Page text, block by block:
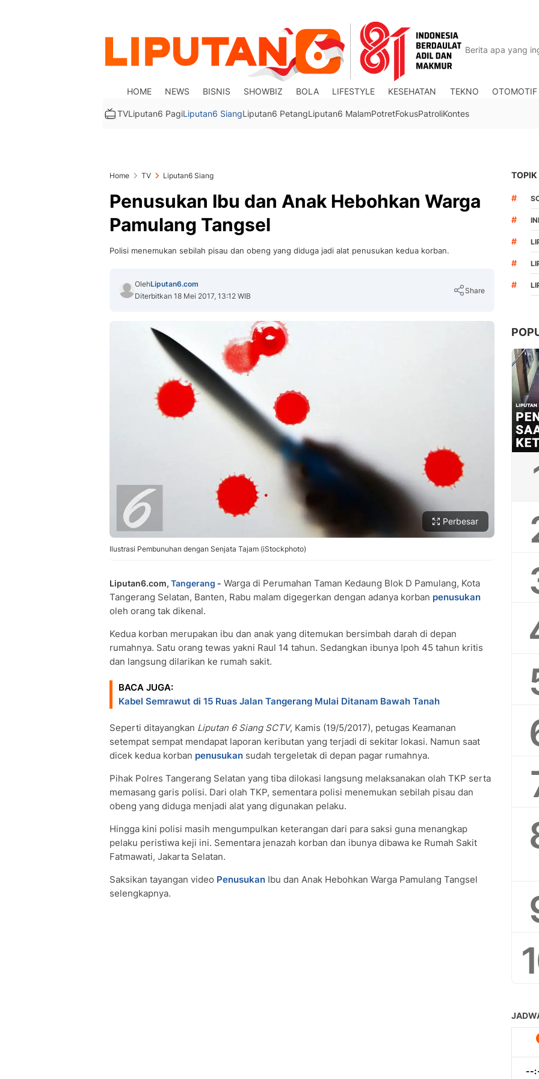
HOME NEWS BISNIS SHOWBIZ BOLA LIFESTYLE KESEHATAN TEKNO OTOMOTIF
TVLiputan6 PagiLiputan6 SiangLiputan6 PetangLiputan6 MalamPotretFokusPatroliKontes
Home TV Liputan6 Siang
Penusukan Ibu dan Anak Hebohkan Warga
Pamulang Tangsel
Polisi menemukan sebilah pisau dan obeng yang diduga jadi alat penusukan kedua korban.
OlehLiputan6.com
Diterbitkan 18 Mei 2017, 13:12 WIB
Share
Perbesar
Ilustrasi Pembunuhan dengan Senjata Tajam (iStockphoto)
Liputan6.com, Tangerang - Warga di Perumahan Taman Kedaung Blok D Pamulang, Kota
Tangerang Selatan, Banten, Rabu malam digegerkan dengan adanya korban penusukan
oleh orang tak dikenal.
Kedua korban merupakan ibu dan anak yang ditemukan bersimbah darah di depan
rumahnya. Satu orang tewas yakni Raul 14 tahun. Sedangkan ibunya Ipoh 45 tahun kritis
dan langsung dilarikan ke rumah sakit.
BACA JUGA:
Kabel Semrawut di 15 Ruas Jalan Tangerang Mulai Ditanam Bawah Tanah
Seperti ditayangkan Liputan 6 Siang SCTV, Kamis (19/5/2017), petugas Keamanan
setempat sempat mendapat laporan keributan yang terjadi di sekitar lokasi. Namun saat
dicek kedua korban penusukan sudah tergeletak di depan pagar rumahnya.
Pihak Polres Tangerang Selatan yang tiba dilokasi langsung melaksanakan olah TKP serta
memasang garis polisi. Dari olah TKP, sementara polisi menemukan sebilah pisau dan
obeng yang diduga menjadi alat yang digunakan pelaku.
Hingga kini polisi masih mengumpulkan keterangan dari para saksi guna menangkap
pelaku peristiwa keji ini. Sementara jenazah korban dan ibunya dibawa ke Rumah Sakit
Fatmawati, Jakarta Selatan.
Saksikan tayangan video Penusukan Ibu dan Anak Hebohkan Warga Pamulang Tangsel
selengkapnya.
TOPIK
#
#
#
#
#